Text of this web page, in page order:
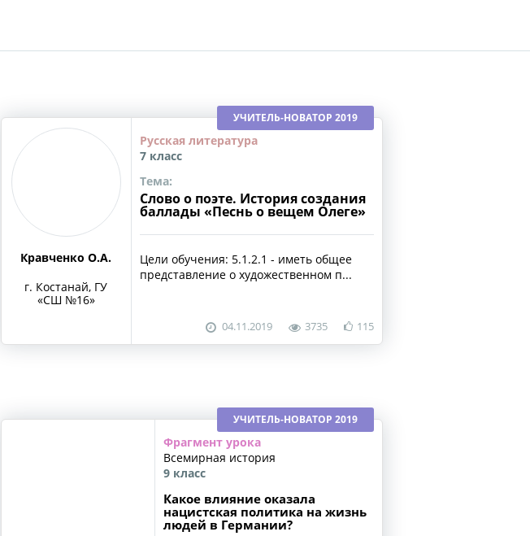
УЧИТЕЛЬ-НОВАТОР 2019
Кравченко О.А.
г. Костанай, ГУ
«СШ №16»
Русская литература
7 класс
Тема:
Слово о поэте. История создания
баллады «Песнь о вещем Олеге»
Цели обучения: 5.1.2.1 - иметь общее
представление о художественном п...
04.11.2019 3735 115
УЧИТЕЛЬ-НОВАТОР 2019
Фрагмент урока
Всемирная история
9 класс
Какое влияние оказала
нацистская политика на жизнь
людей в Германии?